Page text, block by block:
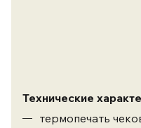
Технические
термопечать